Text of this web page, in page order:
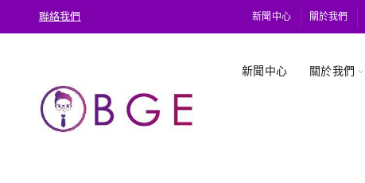
聯絡我們 新聞中心 關於我們
新聞中心 關於我們